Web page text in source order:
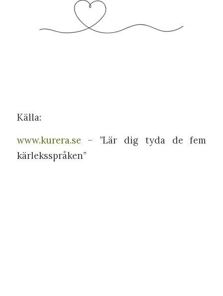
Källa:
www.kurera.se – ”Lär dig tyda de fem
kärleksspråken”